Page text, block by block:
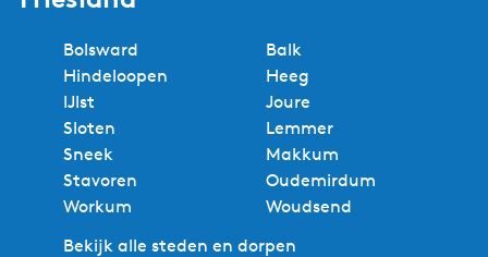
Bolsward
Balk
Hindeloopen
Heeg
IJlst
Joure
Sloten
Lemmer
Sneek
Makkum
Stavoren
Oudemirdum
Workum
Woudsend
Bekijk alle steden en dorpen